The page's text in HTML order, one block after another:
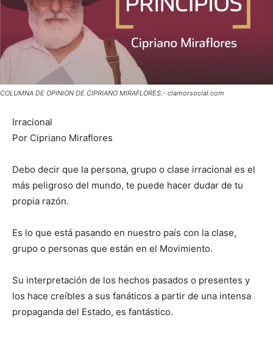
COLUMNA DE OPINION DE CIPRIANO MIRAFLORES.- clamorsocial.com
Irracional
Por Cipriano Miraflores
Debo decir que la persona, grupo o clase irracional es el
más peligroso del mundo, te puede hacer dudar de tu
propia razón.
Es lo que está pasando en nuestro país con la clase,
grupo o personas que están en el Movimiento.
Su interpretación de los hechos pasados o presentes y
los hace creíbles a sus fanáticos a partir de una intensa
propaganda del Estado, es fantástico.